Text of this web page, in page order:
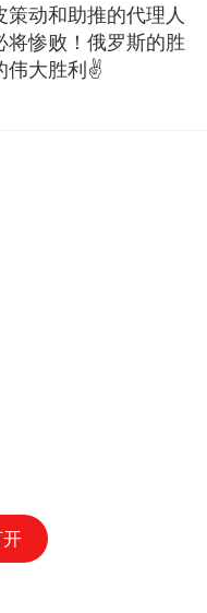
动和助推的代理人
将惨败！俄罗斯的胜
伟大胜利✌